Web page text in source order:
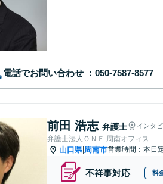
電話でお問い合わせ
前田 浩志 弁護士 インタ
弁護士法人ＯＮＥ 周南オフィス
山口県| 周南市営業時間：本日
不祥事対応 料